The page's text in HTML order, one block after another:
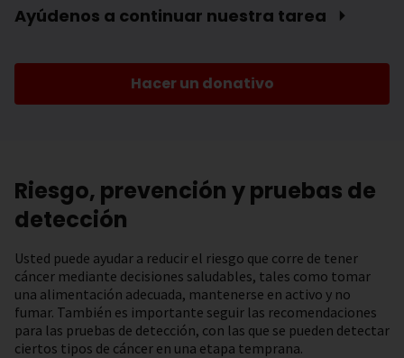
Ayúdenos a continuar nuestra tarea ⏵
Hacer un donativo
Riesgo, prevención y pruebas de
detección
Usted puede ayudar a reducir el riesgo que corre de tener
cáncer mediante decisiones saludables, tales como tomar
una alimentación adecuada, mantenerse en activo y no
fumar. También es importante seguir las recomendaciones
para las pruebas de detección, con las que se pueden detectar
ciertos tipos de cáncer en una etapa temprana.